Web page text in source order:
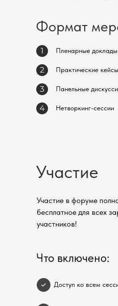
Формат
Пленарные доклады
Практические
Панельные
Нетворкинг-сессии
Участие
Участие в форуме
бесплатное для всех
участников!
Что включено:
Доступ ко всем